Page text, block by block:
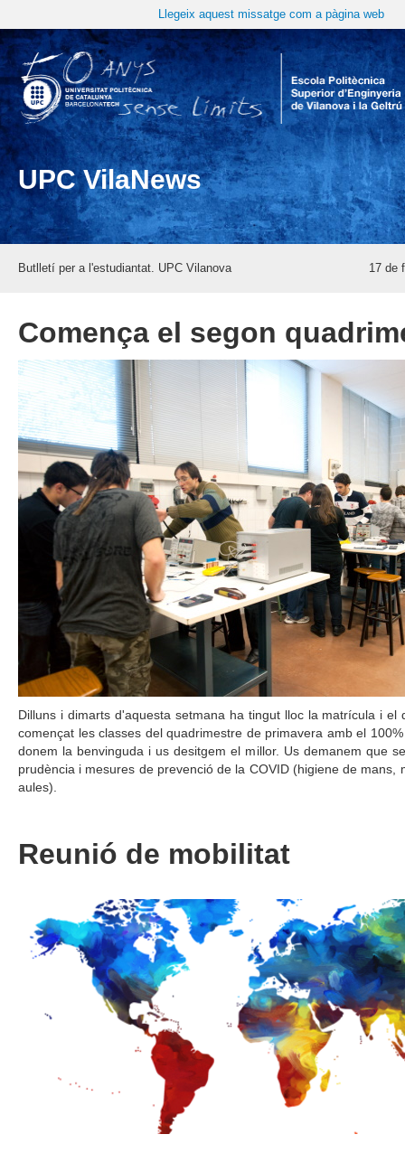
Llegeix aquest missatge com a pàgina web
UPC VilaNews
Butlletí per a l'estudiantat. UPC Vilanova 17 de
Comença el segon
Dilluns i dimarts d'aquesta setmana ha tingut lloc la matrícula i el
començat les classes del quadrimestre de primavera amb el
donem la benvinguda i us desitgem el millor. Us demanem que
prudència i mesures de prevenció de la COVID (higiene de mans,
aules).
Reunió de mobilitat